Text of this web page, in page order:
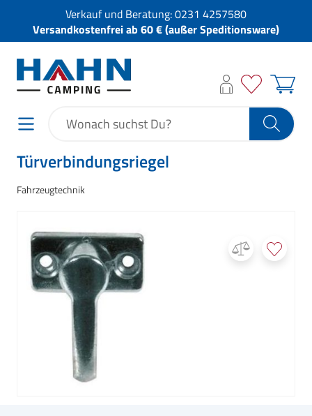
Verkauf und Beratung:0231 4257580
Versandkostenfrei ab 60 € (außer Speditionsware)
Türverbindungsriegel
Fahrzeugtechnik